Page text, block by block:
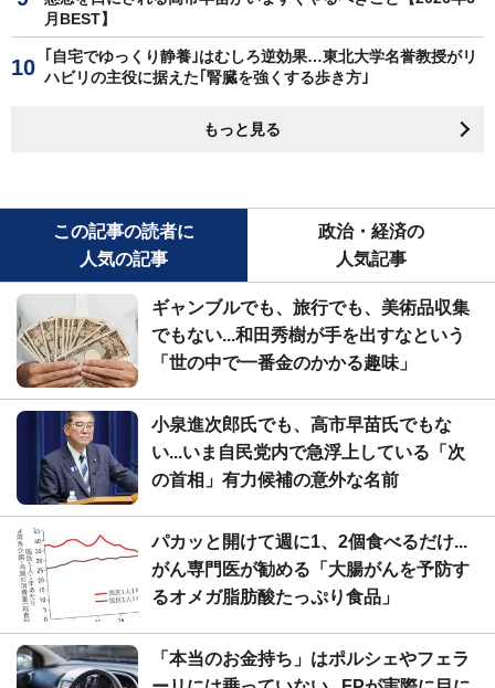
月BEST】
｢自宅でゆっくり静養｣はむしろ逆効果…東北大学名誉教授がリ
ハビリの主役に据えた｢腎臓を強くする歩き方｣
もっと見る
この記事の読者に
人気の記事
政治・経済の
人気記事
ギャンブルでも、旅行でも、美術品収集
でもない...和田秀樹が手を出すなという
「世の中で一番金のかかる趣味」
小泉進次郎氏でも、高市早苗氏でもな
い...いま自民党内で急浮上している「次
の首相」有力候補の意外な名前
パカッと開けて週に1、2個食べるだけ...
がん専門医が勧める「大腸がんを予防す
るオメガ脂肪酸たっぷり食品」
「本当のお金持ち」はポルシェやフェラ